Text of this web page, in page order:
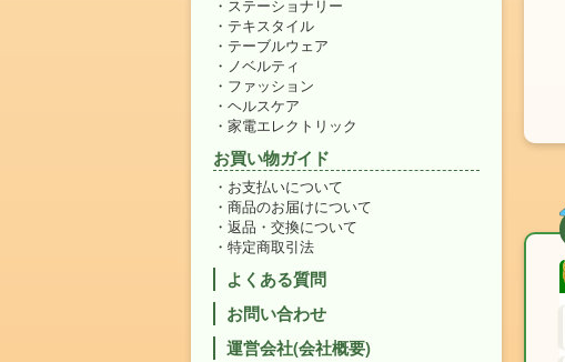
ステーショナリー
テキスタイル
テーブルウェア
ノベルティ
ファッション
ヘルスケア
家電エレクトリック
お買い物ガイド
お支払いについて
商品のお届けについて
返品・交換について
特定商取引法
よくある質問
お問い合わせ
運営会社(会社概要)